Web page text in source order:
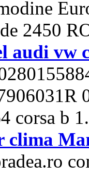
2450
audi vw
corsa b
clima